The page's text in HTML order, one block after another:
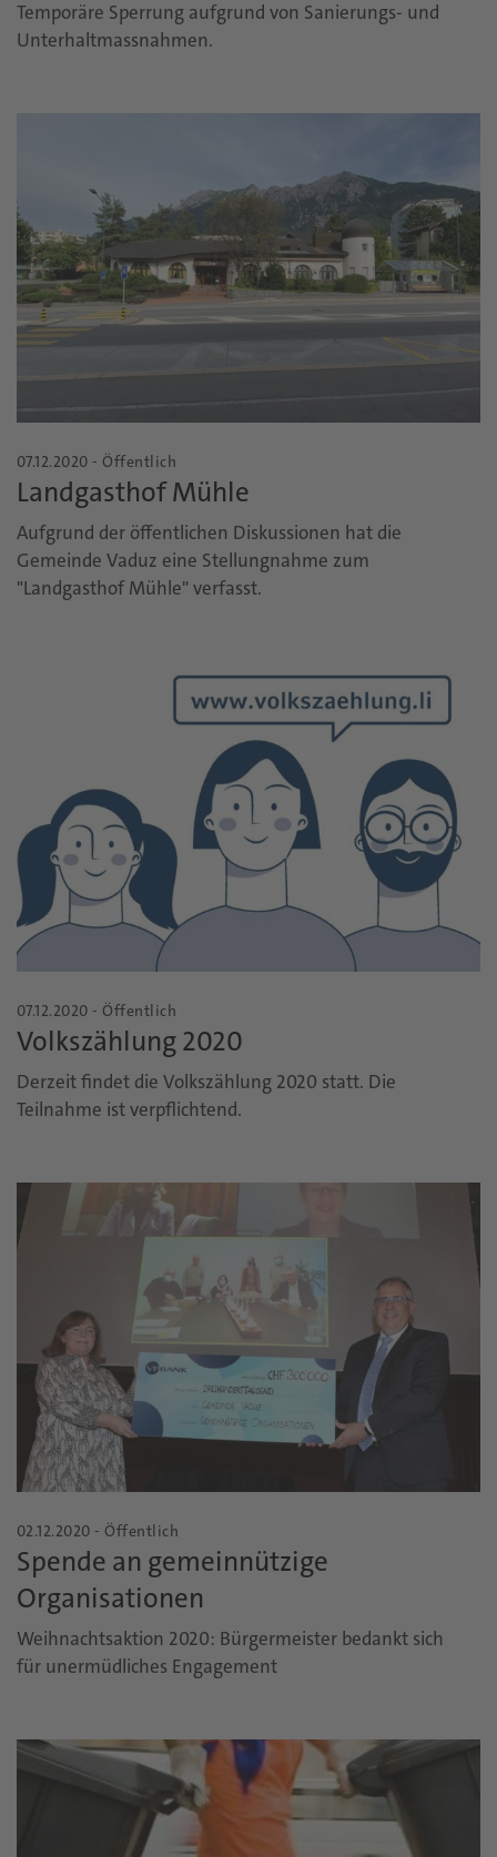
Temporäre Sperrung aufgrund von Sanierungs- und
Unterhaltmassnahmen.
07.12.2020 - Öffentlich
Landgasthof Mühle
Aufgrund der öffentlichen Diskussionen hat die
Gemeinde Vaduz eine Stellungnahme zum
"Landgasthof Mühle" verfasst.
07.12.2020 - Öffentlich
Volkszählung 2020
Derzeit findet die Volkszählung 2020 statt. Die
Teilnahme ist verpflichtend.
02.12.2020 - Öffentlich
Spende an gemeinnützige
Organisationen
Weihnachtsaktion 2020: Bürgermeister bedankt sich
für unermüdliches Engagement